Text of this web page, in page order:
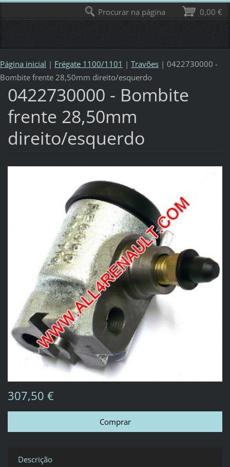
Página inicial | Frégate 1100/1101 | Travões | 0422730000 -
Bombite frente 28,50mm direito/esquerdo
0422730000 - Bombite
frente 28,50mm
direito/esquerdo
307,50 €
Descrição
0,00 €
Procurar na página